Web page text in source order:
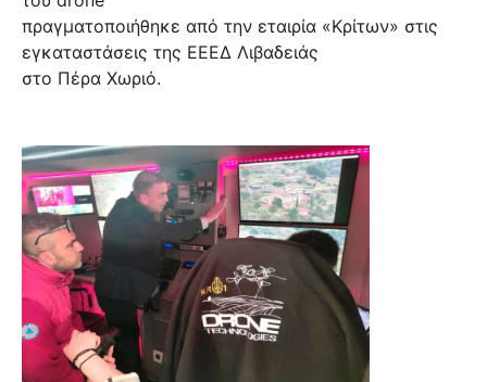
πραγματοποιήθηκε από την εταιρία «Κρίτων» στις
εγκαταστάσεις της ΕΕΕΔ Λιβαδειάς
στο Πέρα Χωριό.